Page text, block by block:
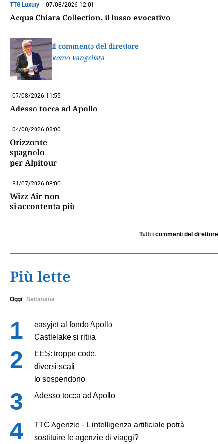
TTG Luxury 07/08/2026 12:01
Acqua Chiara Collection, il lusso evocativo
Il commento del direttore
Remo Vangelista
07/08/2026 11:55
Adesso tocca ad Apollo
04/08/2026 08:00
Orizzonte
spagnolo
per Alpitour
31/07/2026 08:00
Wizz Air non
si accontenta più
Tutti i commenti del direttore
Più lette
Oggi Settimana
easyjet al fondo Apollo
Castlelake si ritira
EES: troppe code,
diversi scali
lo sospendono
Adesso tocca ad Apollo
TTG Agenzie - L’intelligenza artificiale potrà
sostituire le agenzie di viaggi?